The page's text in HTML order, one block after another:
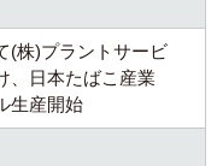
(株)プラントサービ
、日本たばこ産業
生産開始